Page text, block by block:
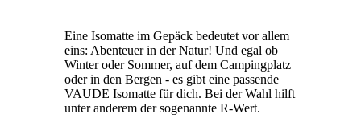
Eine Isomatte im Gepäck bedeutet vor allem
eins: Abenteuer in der Natur! Und egal ob
Winter oder Sommer, auf dem Campingplatz
oder in den Bergen - es gibt eine passende
VAUDE Isomatte für dich. Bei der Wahl hilft
unter anderem der sogenannte R-Wert.